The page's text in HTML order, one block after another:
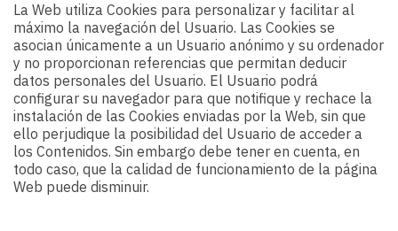
La Web utiliza Cookies para personalizar y facilitar al
máximo la navegación del Usuario. Las Cookies se
asocian únicamente a un Usuario anónimo y su ordenador
y no proporcionan referencias que permitan deducir
datos personales del Usuario. El Usuario podrá
configurar su navegador para que notifique y rechace la
instalación de las Cookies enviadas por la Web, sin que
ello perjudique la posibilidad del Usuario de acceder a
los Contenidos. Sin embargo debe tener en cuenta, en
todo caso, que la calidad de funcionamiento de la página
Web puede disminuir.